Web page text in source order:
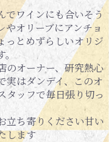
でワインにも合いそう
オリーブにアンチョ
とめずらしいオリジ
のオーナー、研究熱心
実はダンデイ、このオ
タッフで毎日張り切っ
立ち寄りください甘い
します